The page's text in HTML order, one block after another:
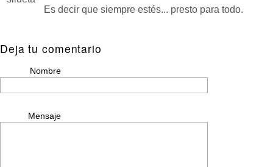
Es decir que siempre estés... presto para todo.
Deja tu comentario
Nombre
Mensaje